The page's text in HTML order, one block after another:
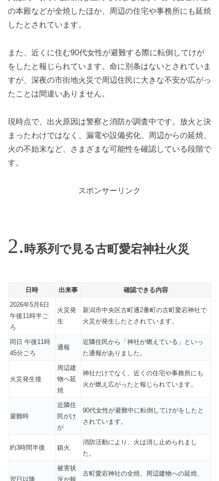
の本殿などが全焼したほか、周辺の住宅や事務所にも延焼
したとされています。
また、近くに住む90代女性が避難する際に転倒してけが
をしたと報じられています。命に別条はないとされていま
すが、深夜の市街地火災で周辺住民に大きな不安が広がっ
たことは間違いありません。
現時点で、出火原因は警察と消防が調査中です。放火と決
まったわけではなく、漏電や設備劣化、周辺からの延焼、
火の不始末など、さまざまな可能性を確認している段階で
す。
スポンサーリンク
時系列で見る古町愛宕神社火災
日時 出来事
確認できる内容
2026年5月6日
午後11時半ご
ろ
火災発
生
新潟市中央区古町通2番町の古町愛宕神社で
火災が発生したとされています。
同日 午後11時
45分ごろ
通報
近隣住民から「神社が燃えている」といっ
た通報がありました。
火災発生後
周辺建
物へ延
焼
神社だけでなく、近くの住宅や事務所にも
火が燃え広がったと報じられています。
避難時
近隣住
民がけ
が
90代女性が避難中に転倒してけがをしたと
されています。
約3時間半後 鎮火
消防活動により、火は消し止められまし
た。
翌日以降
被害状
況が報
古町愛宕神社の全焼、周辺建物への延焼、